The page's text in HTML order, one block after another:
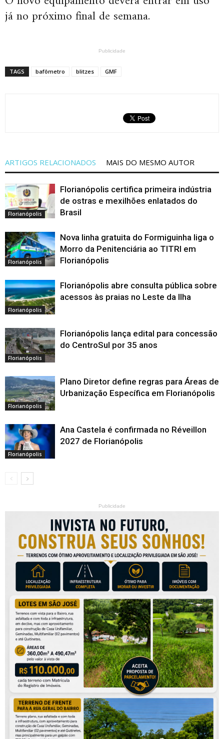
já no próximo final de semana.
Publicidade
TAGS bafômetro blitzes GMF
ARTIGOS RELACIONADOS MAIS DO MESMO AUTOR
Florianópolis
Florianópolis certifica primeira indústria
de ostras e mexilhões enlatados do
Brasil
Florianópolis
Nova linha gratuita do Formiguinha liga o
Morro da Penitenciária ao TITRI em
Florianópolis
Florianópolis
Florianópolis abre consulta pública sobre
acessos às praias no Leste da Ilha
Florianópolis
Florianópolis lança edital para concessão
do CentroSul por 35 anos
Florianópolis
Plano Diretor define regras para Áreas de
Urbanização Específica em Florianópolis
Florianópolis
Ana Castela é confirmada no Réveillon
2027 de Florianópolis
Publicidade